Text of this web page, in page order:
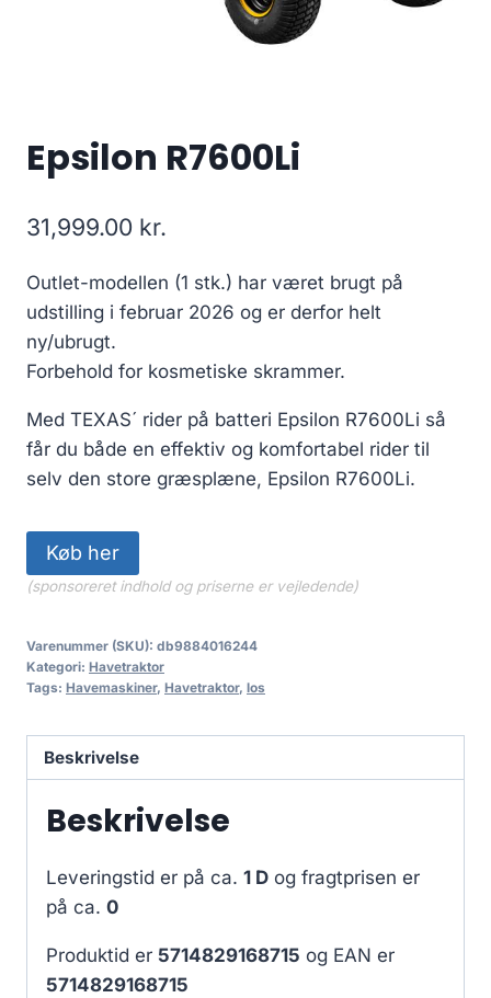
Epsilon R7600Li
31,999.00 kr.
Outlet-modellen (1 stk.) har været brugt på
udstilling i februar 2026 og er derfor helt
ny/ubrugt.
Forbehold for kosmetiske skrammer.
Med TEXAS´ rider på batteri Epsilon R7600Li så
får du både en effektiv og komfortabel rider til
selv den store græsplæne, Epsilon R7600Li.
Køb her
(sponsoreret indhold og priserne er vejledende)
Varenummer (SKU): db9884016244
Kategori: Havetraktor
Tags: Havemaskiner, Havetraktor, los
Beskrivelse
Beskrivelse
Leveringstid er på ca. 1 D og fragtprisen er
på ca. 0
Produktid er 5714829168715 og EAN er
5714829168715